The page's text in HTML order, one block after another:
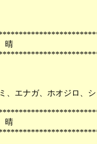
日（月)
、エナガ、ホオジロ、
日（月)